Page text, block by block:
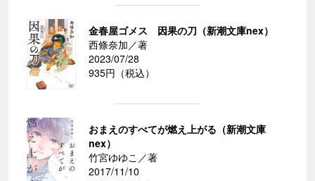
金春屋ゴメス 因果の刀（新潮文庫nex）
西條奈加／著
2023/07/28
935円（税込）
おまえのすべてが燃え上がる（新潮文庫
nex）
竹宮ゆゆこ／著
2017/11/10